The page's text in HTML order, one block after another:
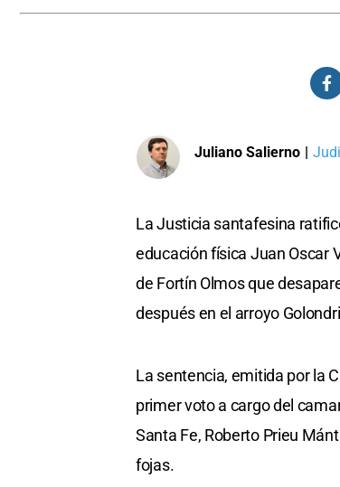
Juliano Salierno |
La Justicia santafesina
educación física Juan Oscar
de Fortín Olmos que
después en el arroyo
La sentencia, emitida por la
primer voto a cargo del
Santa Fe, Roberto Prieu
fojas.